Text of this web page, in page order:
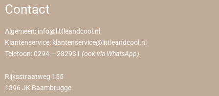
Contact
Algemeen: info@littleandcool.nl
Klantenservice: klantenservice@littleandcool.nl
Telefoon: 0294 – 282931 (ook via WhatsApp)
Rijksstraatweg 155
1396 JK Baambrugge